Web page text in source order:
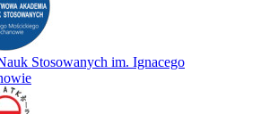
Stosowanych im. Ignacego